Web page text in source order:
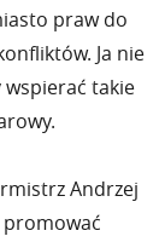
praw do
Ja nie
wspierać takie
Andrzej
promować